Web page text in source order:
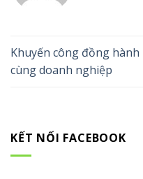
Khuyến công đồng hành
cùng doanh nghiệp
KẾT NỐI FACEBOOK